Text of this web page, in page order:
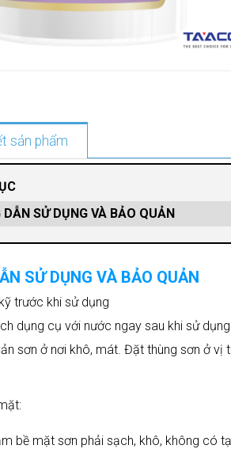
sản phẩm
DẪN SỬ DỤNG VÀ BẢO QUẢN
SỬ DỤNG VÀ BẢO QUẢN
trước khi sử dụng
dụng cụ với nước ngay sau khi sử dụng
sơn ở nơi khô, mát. Đặt thùng sơn ở
bề mặt sơn phải sạch, khô, không có